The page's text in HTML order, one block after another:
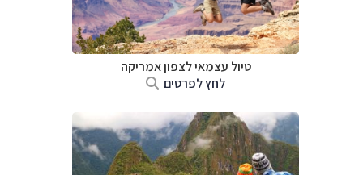
טיול עצמאי לצפון אמריקה
לחץ לפרטים